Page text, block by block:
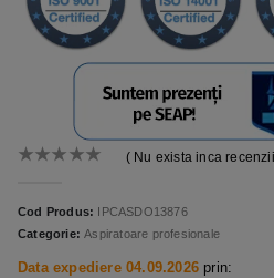
( Nu exista inca
Cod Produs: IPCASDO13876
Categorie:Aspiratoare profesionale
Data expediere 04.09.2026 prin: